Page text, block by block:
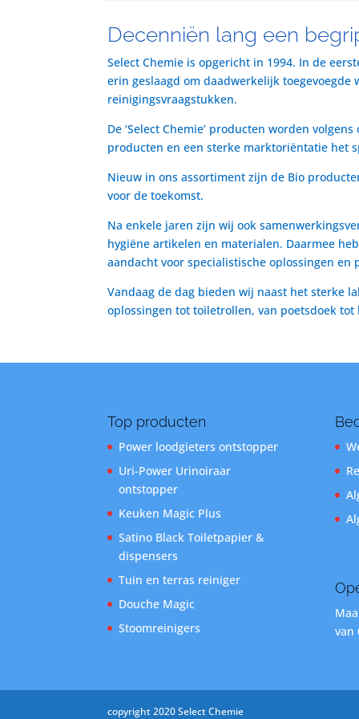
Decenniën lang een
Select Chemie is opgericht in 1994. In de
erin geslaagd om daadwerkelijk
reinigingsvraagstukken.
De ‘Select Chemie’ producten worden
producten en een sterke marktoriëntatie het
Nieuw in ons assortiment zijn de Bio
voor de toekomst.
Na enkele jaren zijn wij ook
hygiëne artikelen en materialen. Daarmee
aandacht voor specialistische oplossingen en
Vandaag de dag bieden wij naast het sterke
oplossingen tot toiletrollen, van poetsdoek
Top producten
Power loodgieters ontstopper
Uri-Power Urinoiraar
ontstopper
Keuken Magic Plus
Satino Black Toiletpapier &
dispensers
Tuin en terras reiniger
Douche Magic
Stoomreinigers
van
copyright 2020 Select Chemie